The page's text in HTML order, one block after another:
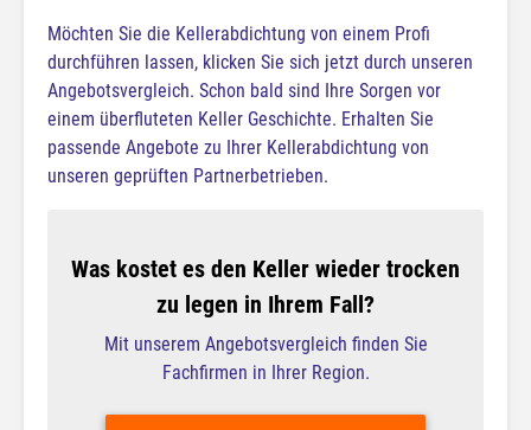
Möchten Sie die Kellerabdichtung von einem Profi
durchführen lassen, klicken Sie sich jetzt durch unseren
Angebotsvergleich. Schon bald sind Ihre Sorgen vor
einem überfluteten Keller Geschichte. Erhalten Sie
passende Angebote zu Ihrer Kellerabdichtung von
unseren geprüften Partnerbetrieben.
Was kostet es den Keller wieder trocken
zu legen in Ihrem Fall?
Mit unserem Angebotsvergleich finden Sie
Fachfirmen in Ihrer Region.